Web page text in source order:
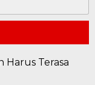
Harus Terasa